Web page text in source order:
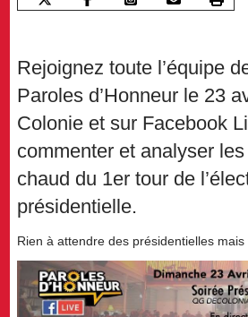
Rejoignez toute l’équipe
Paroles d’Honneur le 23
Colonie et sur Facebook
commenter et analyser
chaud du 1er tour de
présidentielle.
Rien à attendre des présidentielles